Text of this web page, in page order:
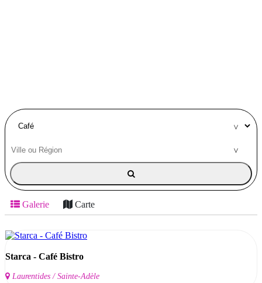
Galerie Carte
Starca - Café Bistro
Laurentides / Sainte-Adèle